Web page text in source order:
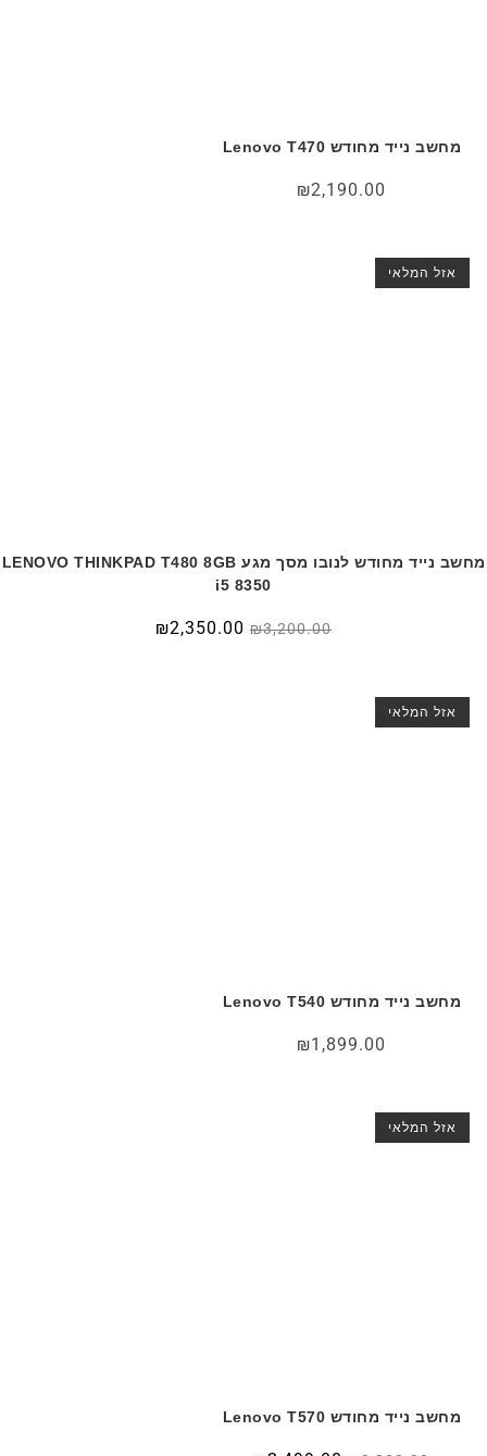
מחשב נייד מחודש Lenovo T470
₪2,190.00
אזל המלאי
מחשב נייד מחודש לנובו מסך מגע LENOVO THINKPAD T480 8GB
i5 8350
₪3,200.00
המחיר
₪2,350.00
אזל המלאי
מחשב נייד מחודש Lenovo T540
₪1,899.00
אזל המלאי
מחשב נייד מחודש Lenovo T570